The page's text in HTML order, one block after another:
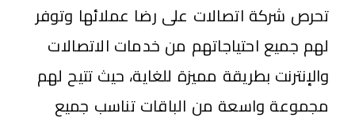
تحرص شركة اتصالات على رضا عملائها وتوفر
لهم جميع احتياجاتهم من خدمات الاتصالات
والإنترنت بطريقة مميزة للغاية، حيث تتيح لهم
مجموعة واسعة من الباقات تناسب جميع